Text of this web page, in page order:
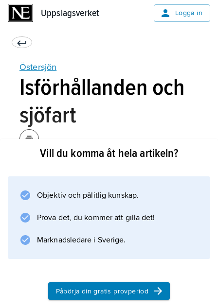
Uppslagsverket Logga in
Östersjön
Isförhållanden och
sjöfart
även inom vissa öppna havsområden, medan
det tjocka ytskiktet med konstant salthalt i
Egentliga Östersjön gör att isbildning där kan
Bottenviken fryser till varje år, men hela
Vill du komma åt hela artikeln?
Objektiv och pålitlig kunskap.
Prova det, du kommer att gilla det!
Marknadsledare i Sverige.
Påbörja din gratis provperiod